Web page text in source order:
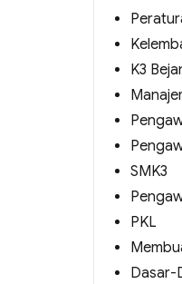
K3
SMK3
PKL
Dasar-